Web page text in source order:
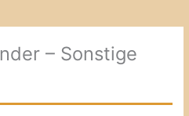
– Sonstige